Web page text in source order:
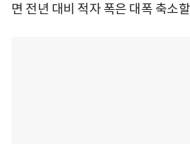
면 전년 대비 적자 폭은 대폭 축소